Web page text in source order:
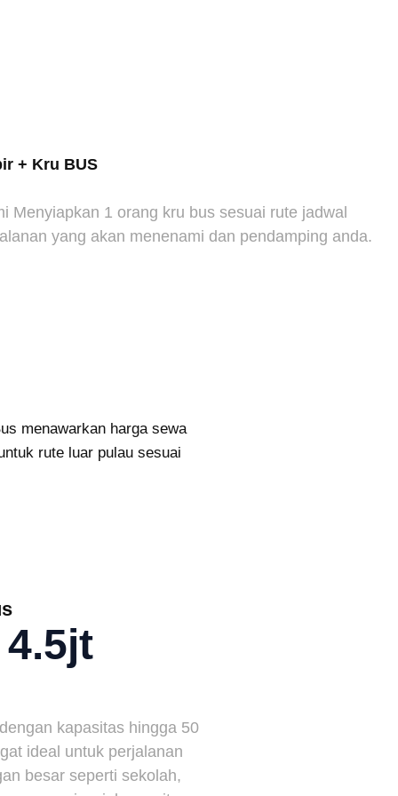
+ Kru BUS
Menyiapkan 1 orang kru bus sesuai rute jadwal
yang akan menenami dan pendamping anda.
menawarkan harga sewa
rute luar pulau sesuai
kapasitas hingga 50
ideal untuk perjalanan
besar seperti sekolah,